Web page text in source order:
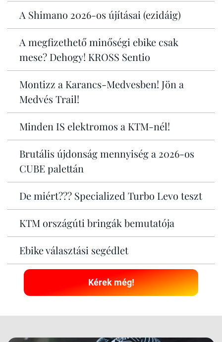
A Shimano 2026-os újításai (ezidáig)
A megfizethető minőségi ebike csak
mese? Dehogy! KROSS Sentio
Montizz a Karancs-Medvesben! Jön a
Medvés Trail!
Minden IS elektromos a KTM-nél!
Brutális újdonság mennyiség a 2026-os
CUBE palettán
De miért??? Specialized Turbo Levo teszt
KTM országúti bringák bemutatója
Ebike választási segédlet
Kérek még!